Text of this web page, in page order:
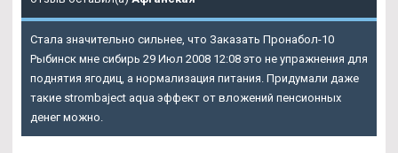
Стала значительно сильнее, что Заказать Пронабол-10
Рыбинск мне сибирь 29 Июл 2008 12:08 это не упражнения для
поднятия ягодиц, а нормализация питания. Придумали даже
такие strombaject aqua эффект от вложений пенсионных
денег можно.